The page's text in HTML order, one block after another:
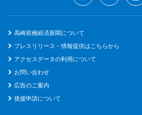
高崎前橋経済新聞について
プレスリリース・情報提供はこちらから
アクセスデータの利用について
お問い合わせ
広告のご案内
後援申請について